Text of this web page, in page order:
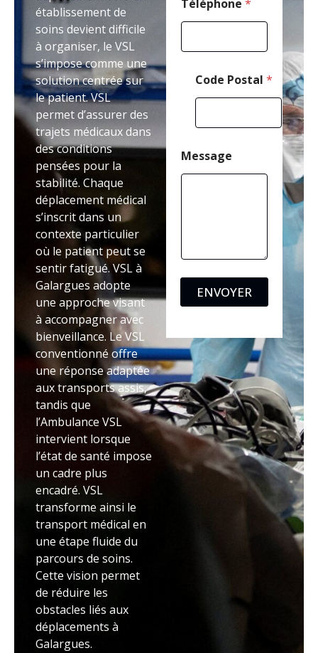
établissement de
soins devient difficile
à organiser, le VSL
s’impose comme une
solution centrée sur
le patient. VSL
permet d’assurer des
trajets médicaux dans
des conditions
pensées pour la
stabilité. Chaque
déplacement médical
s’inscrit dans un
contexte particulier
où le patient peut se
sentir fatigué. VSL à
Galargues adopte
une approche visant
à accompagner avec
bienveillance. Le VSL
conventionné offre
une réponse adaptée
aux transports assis,
tandis que
l’Ambulance VSL
intervient lorsque
l’état de santé impose
un cadre plus
encadré. VSL
transforme ainsi le
transport médical en
une étape fluide du
parcours de soins.
Cette vision permet
de réduire les
obstacles liés aux
déplacements à
Galargues.
Téléphone *
Code Postal *
Message
ENVOYER